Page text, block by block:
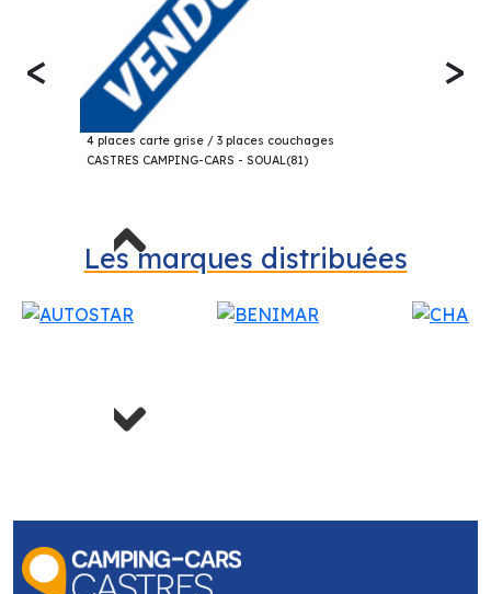
<
CHAUSSON V594 SPORT LINE FOURGON 2025
4 places carte grise / 3 places couchages
CASTRES CAMPING-CARS - SOUAL(81)
>
Les marques distribuées
Previous